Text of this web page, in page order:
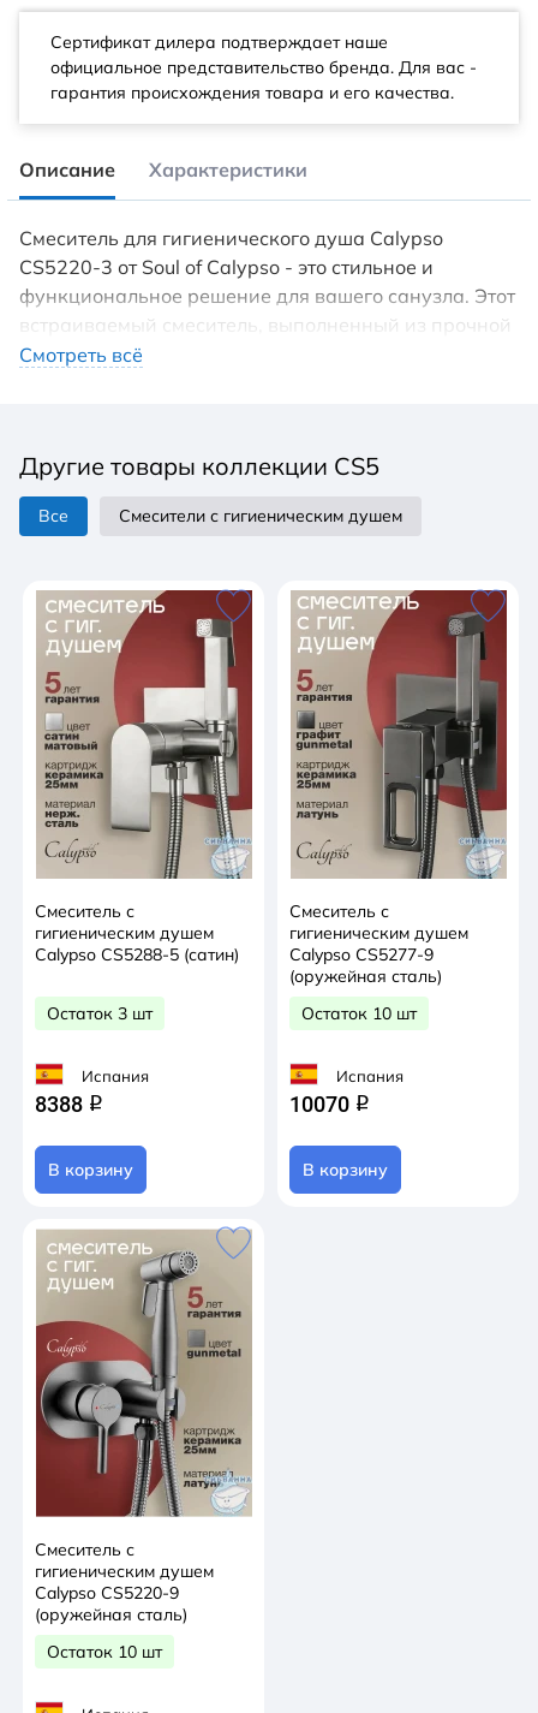
Сертификат дилера подтверждает наше
официальное представительство бренда. Для вас -
гарантия происхождения товара и его качества.
Описание Характеристики
Смеситель для гигиенического душа Calypso
CS5220-3 от Soul of Calypso - это стильное и
функциональное решение для вашего санузла. Этот
встраиваемый смеситель, выполненный из прочной
латуни с покрытием матовое золото, идеально
регулирование потока воды, а нажимной механизм
позволяет легко включать и выключать воду. Длина
шланга 1200 мм обеспечивает комфортное
установки на стену, что делает его идеальным
выбором для современных ванных комнат.
Смотреть всё
Другие товары коллекции CS5
Все Смесители с гигиеническим душем
Смеситель с
гигиеническим душем
Calypso CS5288-5 (сатин)
Остаток 3 шт
Испания
8388 q
В корзину
Смеситель с
гигиеническим душем
Calypso CS5277-9
(оружейная сталь)
Остаток 10 шт
Испания
10070 q
В корзину
Смеситель с
гигиеническим душем
Calypso CS5220-9
(оружейная сталь)
Остаток 10 шт